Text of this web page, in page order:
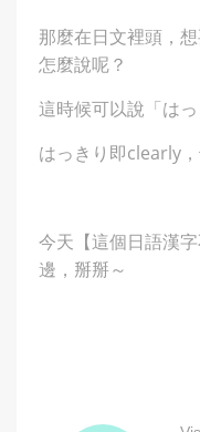
那麼在日文裡頭，
怎麼說呢？
這時候可以說「はっ
はっきり即clearly
今天【這個日語漢
邊，掰掰～